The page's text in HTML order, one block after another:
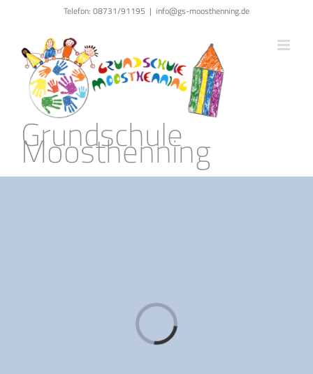
Telefon: 08731/91195 | info@gs-moosthenning.de
Grundschule
Moosthenning
Loading...